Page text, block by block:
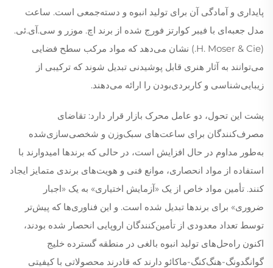
پایداری و آمادگی آن برای تولید انبوه و دسته‌جمعی است. ساعت
مدل جعبه‌ای با فیبر کوارتز فورج شده از برند اچ. موزر و سی.آی.ئی.
(H. Moser & Cie.) نشان می‌دهد که مواد مرکب سطح فضایی
می‌توانند به آثار هنری قابل پوشیدنی تبدیل شوند که ترکیبی از
زیبایی‌شناسی و کاربردی‌بودن را ارائه می‌دهند.
پشت این تحول، دو عامل محرک بازار قرار دارد: تقاضای
مصرف‌کنندگان برای ساعت‌های سبک‌وزن و شخصی‌سازی‌شده
به‌طور مداوم در حال افزایش است، در حالی که برندها امیدوارند با
استفاده از مواد انحصاری، موانع فنی و هویت‌های برندی متمایز ایجاد
کنند. تأمین مواد خاص از یک «آزمایش اختیاری» به یک «اجبار
ضروری» برای برندها تبدیل شده است. و این فناوری‌ها که پیش‌تر
توسط تعداد معدودی از تأمین‌کنندگان اروپایی انحصار شده بودند،
اکنون راه‌حل‌های تولید انبوه بالغی در منطقه گسترده خلیج
گوانگدونگ-هنگ‌کنگ-ماکائو دارند که قادرند محصولاتی با کیفیتی